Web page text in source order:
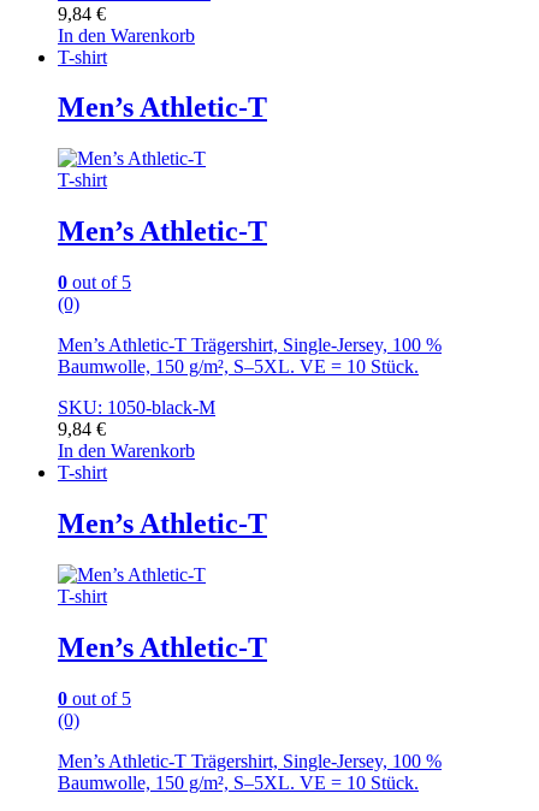
9,84 €
In den Warenkorb
T-shirt
Men’s Athletic-T
T-shirt
Men’s Athletic-T
0 out of 5
(0)
Men’s Athletic-T Trägershirt, Single-Jersey, 100 %
Baumwolle, 150 g/m², S–5XL. VE = 10 Stück.
SKU: 1050-black-M
9,84 €
In den Warenkorb
T-shirt
Men’s Athletic-T
T-shirt
Men’s Athletic-T
0 out of 5
(0)
Men’s Athletic-T Trägershirt, Single-Jersey, 100 %
Baumwolle, 150 g/m², S–5XL. VE = 10 Stück.